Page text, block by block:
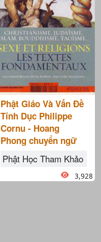
Phật Giáo Và Vấn Đề
Tính Dục Philippe
Cornu - Hoang
Phong chuyển ngữ
Phật Học Tham Khảo
3,928